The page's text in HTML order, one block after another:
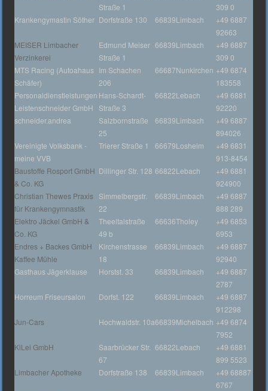
Straße 1
309 0
Krankengymastin Söther Dorfstraße 130 66839Limbach
+49 6887
92663
MEISER Limbacher
Verzinkerei
Edmund Meiser
Straße 1
66839Limbach
+49 6887
309 0
MTS Racing (Autoahaus
Schäfer)
Im Schachen
206
66687Nunkirchen +49 6874
183558
Personaldienstleistungen
Leistenschneider GmbH
Hans-Schardt-
Straße 3
66822Lebach
+49 6881
92220
schneider.andrea
Salzbornstraße
25
66839Limbach
+49 6887
894026
Vereinigte Volksbank -
meine VVB
Trierer Straße 1 66679Losheim
+49 6831
913-8454
Baustoffe Rosport GmbH
& Co. KG
Dillinger Str. 128 66822Lebach
+49 6881
924900
Christian Thewes Praxis
für Krankengymnastik
Simmelbergstr.
22
66839Limbach
+49 6887
888 289
Elektro Jäckel GmbH &
Co. KG
Theeltalstraße
49 b
66636Tholey
+49 6853
6953
Endres + Backes GmbH
Kaffee Mühle
Kirchenstrasse
18
66839Limbach
+49 6887
92940
Gasthaus Jägerklause
Horstst. 33 66839Limbach
+49 6887
2787
Horreum Friseursalon
Dorfst. 122 66839Limbach
+49 6887
912298
Jun-Cars
Hochwaldstr. 10a66839Michelbach +49 6874
7952
KiLei GmbH
Saarbrücker Str.
67
66822Lebach
+49 6881
899 5523
Limbacher Apotheke
Dorfstraße 138 66839Limbach
+49 68887
6767